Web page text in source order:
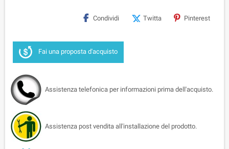
Condividi Twitta Pinterest
Fai una proposta d'acquisto
Assistenza telefonica per informazioni prima dell'acquisto.
Assistenza post vendita all'installazione del prodotto.